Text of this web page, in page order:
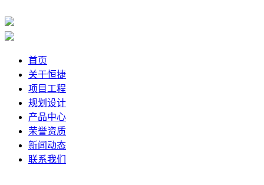
首页
关于恒捷
项目工程
规划设计
产品中心
荣誉资质
新闻动态
联系我们